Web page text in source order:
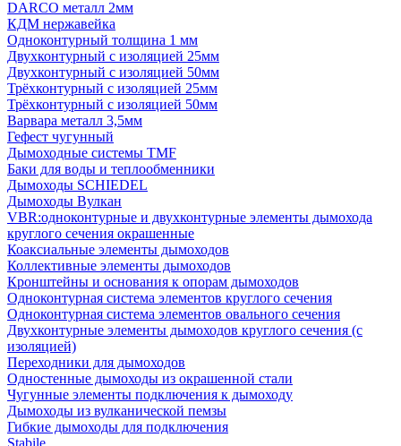
DARCO металл 2мм
КДМ нержавейка
Одноконтурный толщина 1 мм
Двухконтурный с изоляцией 25мм
Двухконтурный с изоляцией 50мм
Трёхконтурный с изоляцией 25мм
Трёхконтурный с изоляцией 50мм
Варвара металл 3,5мм
Гефест чугунный
Дымоходные системы TMF
Баки для воды и теплообменники
Дымоходы SCHIEDEL
Дымоходы Вулкан
VBR:одноконтурные и двухконтурные элементы дымохода
круглого сечения окрашенные
Коаксиальные элементы дымоходов
Коллективные элементы дымоходов
Кронштейны и основания к опорам дымоходов
Одноконтурная система элементов круглого сечения
Одноконтурная система элементов овального сечения
Двухконтурные элементы дымоходов круглого сечения (с
изоляцией)
Переходники для дымоходов
Одностенные дымоходы из окрашенной стали
Чугунные элементы подключения к дымоходу
Дымоходы из вулканической пемзы
Гибкие дымоходы для подключения
Stabile